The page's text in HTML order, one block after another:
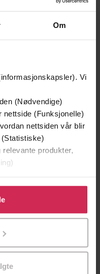
Om
Vi
(Nødvendige)
nettside (Funksjonelle)
nettsiden vår blir
produkter,
ditt samtykke til å
Du kan også
formål ved å klikke
EBOK
Æresordet